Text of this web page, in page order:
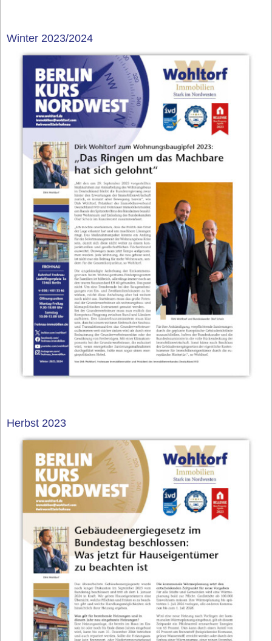
Winter 2023/2024
Herbst 2023